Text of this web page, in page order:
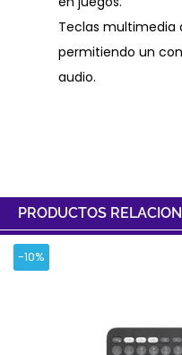
Teclas multimedia
permitiendo un
audio.
PRODUCTOS
-10%